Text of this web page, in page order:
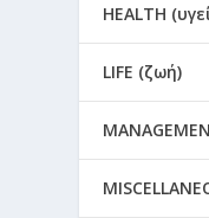
HEALTH
LIFE (ζωή)